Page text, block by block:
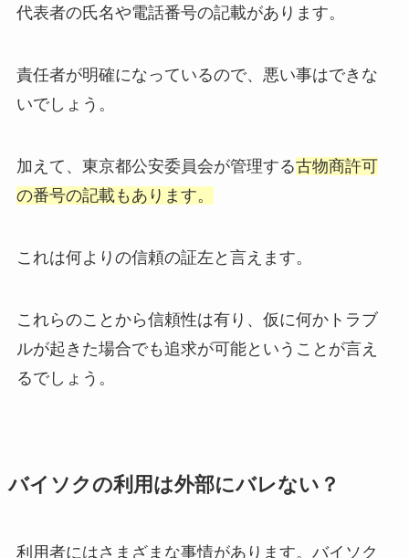
代表者の氏名や電話番号の記載があります。
責任者が明確になっているので、悪い事はできな
いでしょう。
加えて、東京都公安委員会が管理する古物商許可
の番号の記載もあります。
これは何よりの信頼の証左と言えます。
これらのことから信頼性は有り、仮に何かトラブ
ルが起きた場合でも追求が可能ということが言え
るでしょう。
バイソクの利用は外部にバレない？
利用者にはさまざまな事情があります。バイソク